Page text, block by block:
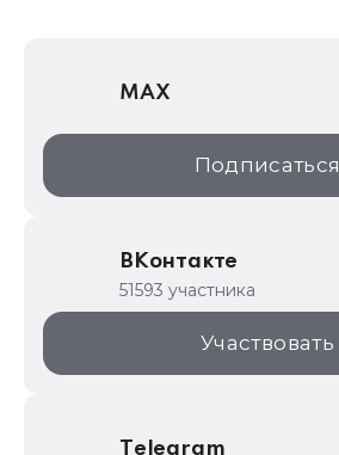
1С:Дистрибьюция
1С:Образование
ИТС.1C.ru
1С:Торговая площадка
MAX
Подписаться
ВКонтакте
51593 участника
Участвовать
Telegram